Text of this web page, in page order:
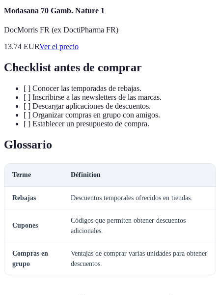
Modasana 70 Gamb. Nature 1
DocMorris FR (ex DoctiPharma FR)
13.74 EURVer el precio
Checklist antes de comprar
[ ] Conocer las temporadas de rebajas.
[ ] Inscribirse a las newsletters de las marcas.
[ ] Descargar aplicaciones de descuentos.
[ ] Organizar compras en grupo con amigos.
[ ] Establecer un presupuesto de compra.
Glossario
Terme Définition
Rebajas Descuentos temporales ofrecidos en tiendas.
Cupones
Códigos que permiten obtener descuentos
adicionales.
Compras en
grupo
Ventajas de comprar varias unidades para obtener
descuentos.